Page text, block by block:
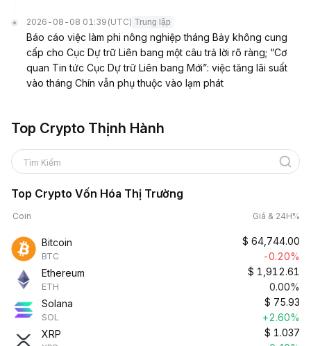
2026-08-08 01:39 (UTC) Trung lập
Báo cáo việc làm phi nông nghiệp tháng Bảy không cung
cấp cho Cục Dự trữ Liên bang một câu trả lời rõ ràng; “Cơ
quan Tin tức Cục Dự trữ Liên bang Mới”: việc tăng lãi suất
vào tháng Chín vẫn phụ thuộc vào lạm phát
Top Crypto Thịnh Hành
Tìm Kiếm
Top Crypto Vốn Hóa Thị Trường
Coin Giá & 24H%
Bitcoin
BTC
$ 64,744.00
-0.20%
Ethereum
ETH
$ 1,912.61
0.00%
Solana
SOL
$ 75.93
+2.60%
XRP
$ 1.037